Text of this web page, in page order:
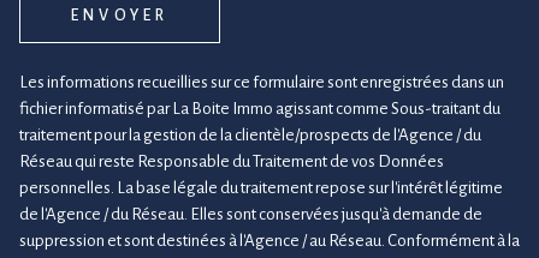
ENVOYER
Les informations recueillies sur ce formulaire sont enregistrées dans un
fichier informatisé par La Boite Immo agissant comme Sous-traitant du
traitement pour la gestion de la clientèle/prospects de l'Agence / du
Réseau qui reste Responsable du Traitement de vos Données
personnelles. La base légale du traitement repose sur l'intérêt légitime
de l'Agence / du Réseau. Elles sont conservées jusqu'à demande de
suppression et sont destinées à l'Agence / au Réseau. Conformément à la